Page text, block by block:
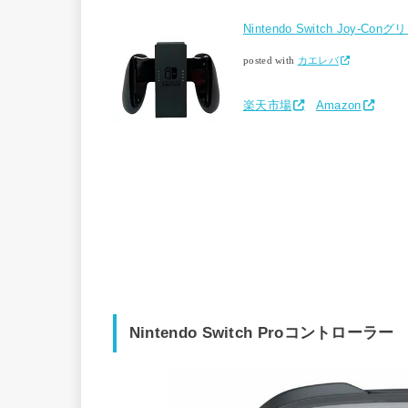
Nintendo Switch Joy-Conグ
posted with カエレバ
楽天市場 Amazon
Nintendo Switch Proコントローラー